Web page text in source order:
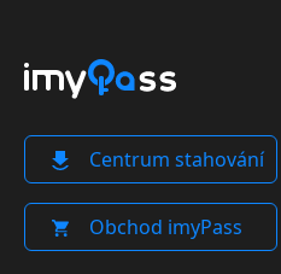
Centrum stahování
Obchod imyPass